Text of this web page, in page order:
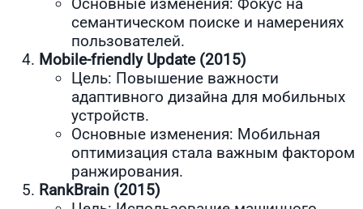
Основные изменения: Фокус на
семантическом поиске и намерениях
пользователей.
Mobile-friendly Update (2015)
Цель: Повышение важности
адаптивного дизайна для мобильных
устройств.
Основные изменения: Мобильная
оптимизация стала важным фактором
ранжирования.
RankBrain (2015)